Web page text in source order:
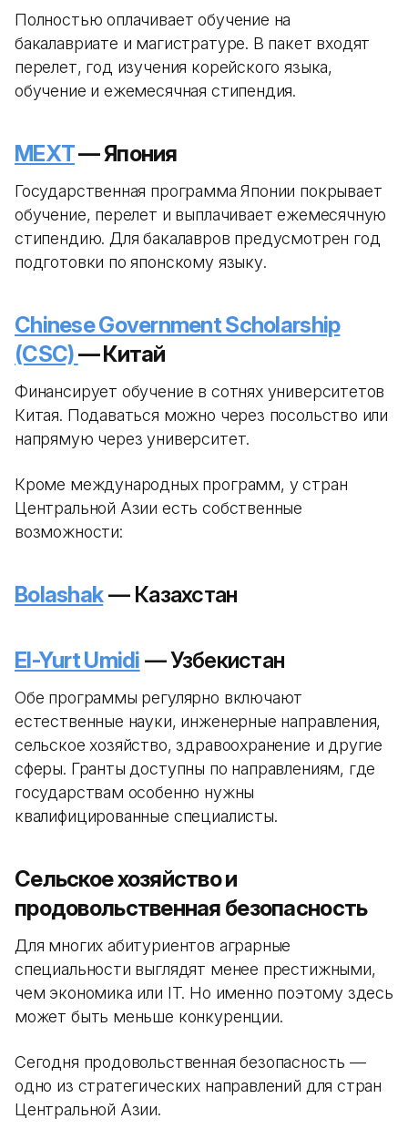
Полностью оплачивает обучение на
бакалавриате и магистратуре. В пакет входят
перелет, год изучения корейского языка,
обучение и ежемесячная стипендия.
MEXT— Япония
Государственная программа Японии покрывает
обучение, перелет и выплачивает ежемесячную
стипендию. Для бакалавров предусмотрен год
подготовки по японскому языку.
Chinese Government Scholarship
(CSC)— Китай
Финансирует обучение в сотнях университетов
Китая. Подаваться можно через посольство или
напрямую через университет.
Кроме международных программ, у стран
Центральной Азии есть собственные
возможности:
Bolashak— Казахстан
El-Yurt Umidi — Узбекистан
Обе программы регулярно включают
естественные науки, инженерные направления,
сельское хозяйство, здравоохранение и другие
сферы. Гранты доступны по направлениям, где
государствам особенно нужны
квалифицированные специалисты.
Сельское хозяйство и
продовольственная безопасность
Для многих абитуриентов аграрные
специальности выглядят менее престижными,
чем экономика или IT. Но именно поэтому здесь
может быть меньше конкуренции.
Сегодня продовольственная безопасность —
одно из стратегических направлений для стран
Центральной Азии.